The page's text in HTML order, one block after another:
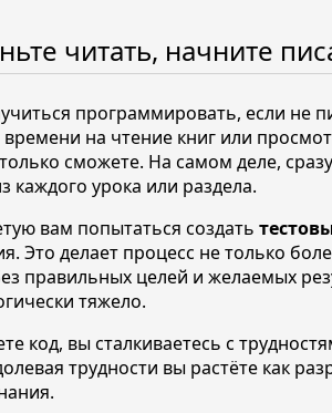
читать, начните
программировать, если не
на чтение книг или
сможете. На самом деле,
каждого урока или раздела.
вам попытаться создать
Это делает процесс не только
правильных целей и желаемых
тяжело.
код, вы сталкиваетесь с
трудности вы растёте как